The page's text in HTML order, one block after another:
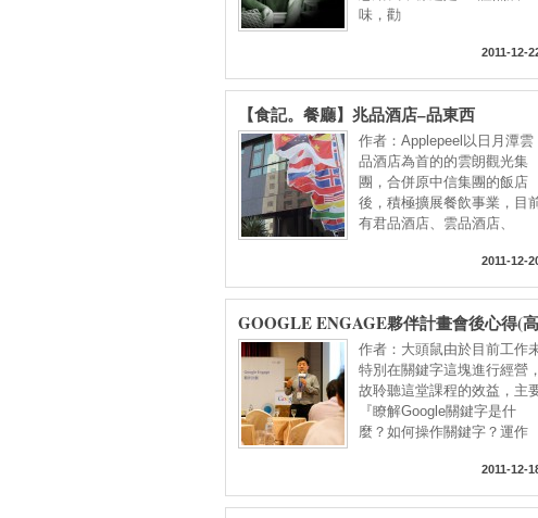
味，勸
2011-12-
【食記。餐廳】兆品酒店–品東西
作者：Applepeel以日月潭雲
品酒店為首的的雲朗觀光集
團，合併原中信集團的飯店
後，積極擴展餐飲事業，目
有君品酒店、雲品酒店、
2011-12-
GOOGLE ENGAGE夥伴計畫會後心得(高
雄場)
作者：大頭鼠由於目前工作
特別在關鍵字這塊進行經營，
故聆聽這堂課程的效益，主
『瞭解Google關鍵字是什
麼？如何操作關鍵字？運作
2011-12-